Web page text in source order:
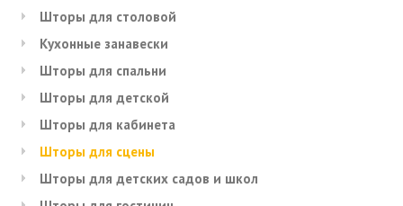
Шторы для столовой
Кухонные занавески
Шторы для спальни
Шторы для детской
Шторы для кабинета
Шторы для сцены
Шторы для детских садов и школ